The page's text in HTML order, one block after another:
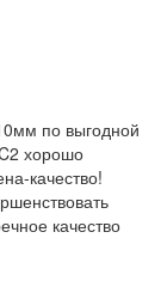
по выгодной
хорошо
качество!
качество